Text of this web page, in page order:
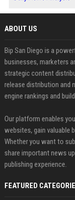
ABOUT US
Bip San Diego is a
businesses, marketers
strategic content
release distribution and
engine rankings and
Our platform enables
websites, gain valuable
Whether you want to
share important news
publishing experience.
FEATURED